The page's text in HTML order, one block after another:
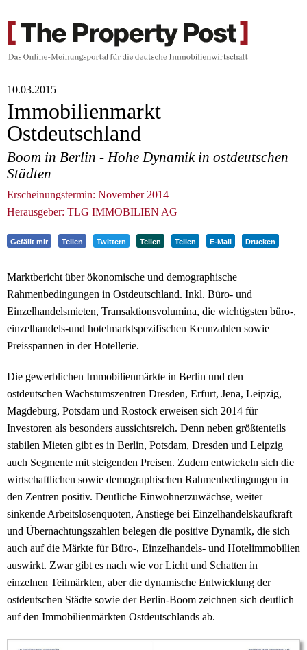
10.03.2015
Immobilienmarkt
Ostdeutschland
Boom in Berlin - Hohe Dynamik in ostdeutschen
Städten
Erscheinungstermin: November 2014
Herausgeber: TLG IMMOBILIEN AG
Gefällt mir Teilen Twittern Teilen Teilen E-Mail Drucken
Marktbericht über ökonomische und demographische
Rahmenbedingungen in Ostdeutschland. Inkl. Büro- und
Einzelhandelsmieten, Transaktionsvolumina, die wichtigsten büro-,
einzelhandels-und hotelmarktspezifischen Kennzahlen sowie
Preisspannen in der Hotellerie.
Die gewerblichen Immobilienmärkte in Berlin und den
ostdeutschen Wachstumszentren Dresden, Erfurt, Jena, Leipzig,
Magdeburg, Potsdam und Rostock erweisen sich 2014 für
Investoren als besonders aussichtsreich. Denn neben größtenteils
stabilen Mieten gibt es in Berlin, Potsdam, Dresden und Leipzig
auch Segmente mit steigenden Preisen. Zudem entwickeln sich die
wirtschaftlichen sowie demographischen Rahmenbedingungen in
den Zentren positiv. Deutliche Einwohnerzuwächse, weiter
sinkende Arbeitslosenquoten, Anstiege bei Einzelhandelskaufkraft
und Übernachtungszahlen belegen die positive Dynamik, die sich
auch auf die Märkte für Büro-, Einzelhandels- und Hotelimmobilien
auswirkt. Zwar gibt es nach wie vor Licht und Schatten in
einzelnen Teilmärkten, aber die dynamische Entwicklung der
ostdeutschen Städte sowie der Berlin-Boom zeichnen sich deutlich
auf den Immobilienmärkten Ostdeutschlands ab.